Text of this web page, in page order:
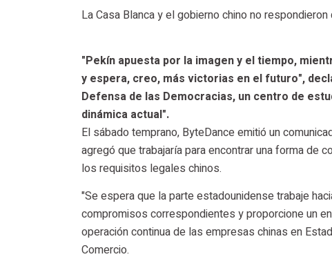
La Casa Blanca y el gobierno chino no
"Pekín apuesta por la imagen y el tiempo,
y espera, creo, más victorias en el futuro",
Defensa de las Democracias, un centro de
dinámica actual".
El sábado temprano, ByteDance emitió un
agregó que trabajaría para encontrar una forma de
los requisitos legales chinos.
"Se espera que la parte estadounidense trabaje
compromisos correspondientes y proporcione un
operación continua de las empresas chinas en
Comercio.